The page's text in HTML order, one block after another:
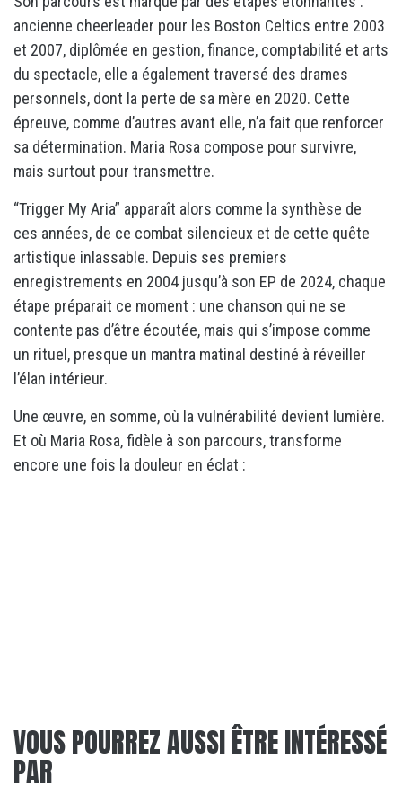
ancienne cheerleader pour les Boston Celtics entre 2003
et 2007, diplômée en gestion, finance, comptabilité et arts
du spectacle, elle a également traversé des drames
personnels, dont la perte de sa mère en 2020. Cette
épreuve, comme d’autres avant elle, n’a fait que renforcer
sa détermination. Maria Rosa compose pour survivre,
mais surtout pour transmettre.
“Trigger My Aria” apparaît alors comme la synthèse de
ces années, de ce combat silencieux et de cette quête
artistique inlassable. Depuis ses premiers
enregistrements en 2004 jusqu’à son EP de 2024, chaque
étape préparait ce moment : une chanson qui ne se
contente pas d’être écoutée, mais qui s’impose comme
un rituel, presque un mantra matinal destiné à réveiller
l’élan intérieur.
Une œuvre, en somme, où la vulnérabilité devient lumière.
Et où Maria Rosa, fidèle à son parcours, transforme
encore une fois la douleur en éclat :
VOUS POURREZ AUSSI ÊTRE INTÉRESSÉ
PAR